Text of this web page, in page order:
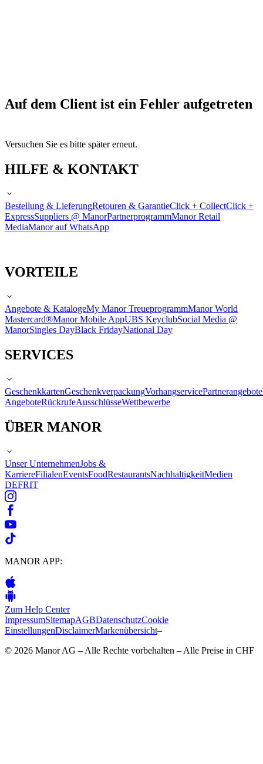
Auf dem Client ist ein Fehler aufgetreten
Versuchen Sie es bitte später erneut.
HILFE & KONTAKT
Bestellung & LieferungRetouren & GarantieClick + CollectClick +
ExpressSuppliers @ ManorPartnerprogrammManor Retail
MediaManor auf WhatsApp
VORTEILE
Angebote & KatalogeMy Manor TreueprogrammManor World
Mastercard®Manor Mobile AppUBS KeyclubSocial Media @
ManorSingles DayBlack FridayNational Day
SERVICES
GeschenkkartenGeschenkverpackungVorhangservicePartnerangebote
AngeboteRückrufeAusschlüsseWettbewerbe
ÜBER MANOR
Unser UnternehmenJobs &
KarriereFilialenEventsFoodRestaurantsNachhaltigkeitMedien
DEFRIT
MANOR APP:
Zum Help Center
ImpressumSitemapAGBDatenschutzCookie
EinstellungenDisclaimerMarkenübersicht–
© 2026 Manor AG – Alle Rechte vorbehalten – Alle Preise in CHF